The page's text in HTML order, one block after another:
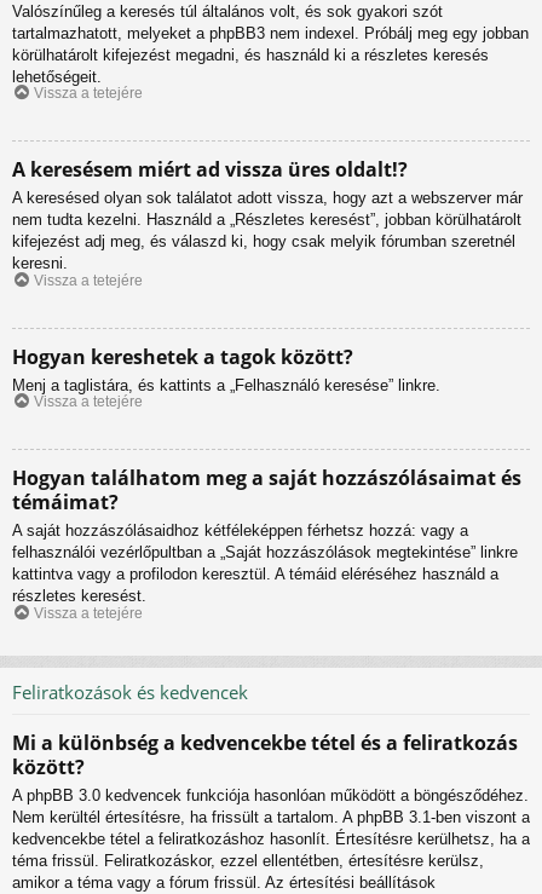
Valószínűleg a keresés túl általános volt, és sok gyakori szót
tartalmazhatott, melyeket a phpBB3 nem indexel. Próbálj meg egy jobban
körülhatárolt kifejezést megadni, és használd ki a részletes keresés
lehetőségeit.
Vissza a tetejére
A keresésem miért ad vissza üres oldalt!?
A keresésed olyan sok találatot adott vissza, hogy azt a webszerver már
nem tudta kezelni. Használd a „Részletes keresést”, jobban körülhatárolt
kifejezést adj meg, és válaszd ki, hogy csak melyik fórumban szeretnél
keresni.
Vissza a tetejére
Hogyan kereshetek a tagok között?
Menj a taglistára, és kattints a „Felhasználó keresése” linkre.
Vissza a tetejére
Hogyan találhatom meg a saját hozzászólásaimat és
témáimat?
A saját hozzászólásaidhoz kétféleképpen férhetsz hozzá: vagy a
felhasználói vezérlőpultban a „Saját hozzászólások megtekintése” linkre
kattintva vagy a profilodon keresztül. A témáid eléréséhez használd a
részletes keresést.
Vissza a tetejére
Feliratkozások és kedvencek
Mi a különbség a kedvencekbe tétel és a feliratkozás
között?
A phpBB 3.0 kedvencek funkciója hasonlóan működött a böngésződéhez.
Nem kerültél értesítésre, ha frissült a tartalom. A phpBB 3.1-ben viszont a
kedvencekbe tétel a feliratkozáshoz hasonlít. Értesítésre kerülhetsz, ha a
téma frissül. Feliratkozáskor, ezzel ellentétben, értesítésre kerülsz,
amikor a téma vagy a fórum frissül. Az értesítési beállítások